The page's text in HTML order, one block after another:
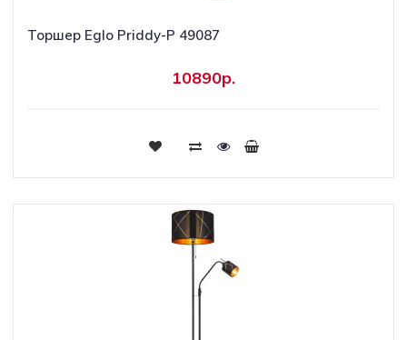
Торшер Eglo Priddy-P 49087
10890р.
Купить